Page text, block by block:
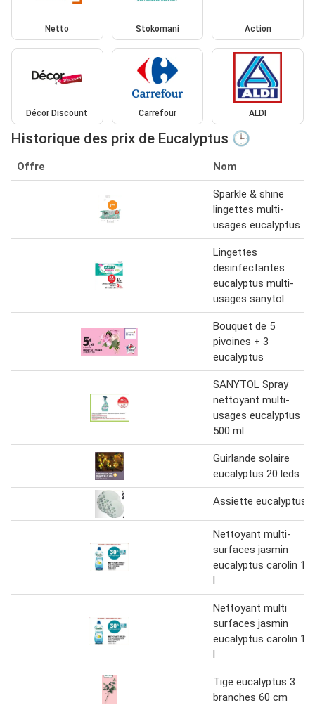
Netto Stokomani Action
Décor Discount Carrefour ALDI
Historique des prix de Eucalyptus 🕒
Offre Nom
Sparkle & shine
lingettes multi-
usages eucalyptus
Lingettes
desinfectantes
eucalyptus multi-
usages sanytol
Bouquet de 5
pivoines + 3
eucalyptus
SANYTOL Spray
nettoyant multi-
usages eucalyptus
500 ml
Guirlande solaire
eucalyptus 20 leds
Assiette eucalyptus
Nettoyant multi-
surfaces jasmin
eucalyptus carolin 1
l
Nettoyant multi
surfaces jasmin
eucalyptus carolin 1
l
Tige eucalyptus 3
branches 60 cm